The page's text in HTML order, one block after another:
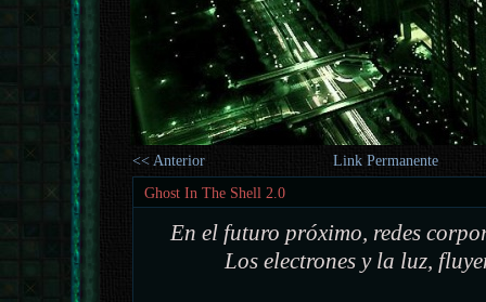
<< Anterior
Link Permanente
Ghost In The Shell 2.0
En el futuro próximo, redes
Los electrones y la luz,